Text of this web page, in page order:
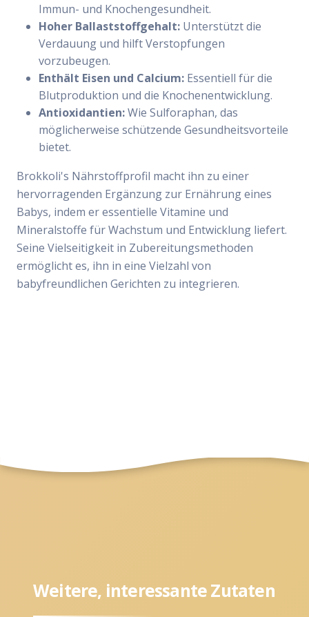
Immun- und Knochengesundheit.
Hoher Ballaststoffgehalt: Unterstützt die
Verdauung und hilft Verstopfungen
vorzubeugen.
Enthält Eisen und Calcium: Essentiell für die
Blutproduktion und die Knochenentwicklung.
Antioxidantien:Wie Sulforaphan, das
möglicherweise schützende Gesundheitsvorteile
bietet.
Brokkoli's Nährstoffprofil macht ihn zu einer
hervorragenden Ergänzung zur Ernährung eines
Babys, indem er essentielle Vitamine und
Mineralstoffe für Wachstum und Entwicklung liefert.
Seine Vielseitigkeit in Zubereitungsmethoden
ermöglicht es, ihn in eine Vielzahl von
babyfreundlichen Gerichten zu integrieren.
Weitere, interessante Zutaten